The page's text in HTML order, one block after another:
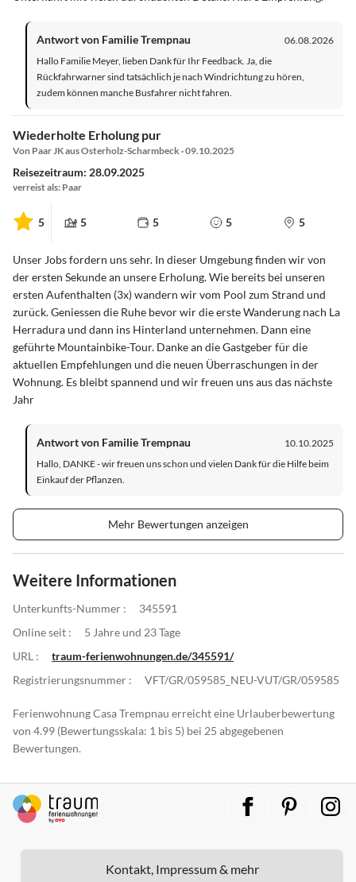
Antwort von Familie Trempnau
06.08.2026
Hallo Familie Meyer, lieben Dank für Ihr Feedback. Ja, die
Rückfahrwarner sind tatsächlich je nach Windrichtung zu hören,
zudem können manche Busfahrer nicht fahren.
Wiederholte Erholung pur
Von Paar JK aus Osterholz-Scharmbeck · 09.10.2025
Reisezeitraum: 28.09.2025
verreist als: Paar
5 5 5 5 5
Unser Jobs fordern uns sehr. In dieser Umgebung finden wir von
der ersten Sekunde an unsere Erholung. Wie bereits bei unseren
ersten Aufenthalten (3x) wandern wir vom Pool zum Strand und
zurück. Geniessen die Ruhe bevor wir die erste Wanderung nach La
Herradura und dann ins Hinterland unternehmen. Dann eine
geführte Mountainbike-Tour. Danke an die Gastgeber für die
aktuellen Empfehlungen und die neuen Überraschungen in der
Wohnung. Es bleibt spannend und wir freuen uns aus das nächste
Jahr
Antwort von Familie Trempnau
10.10.2025
Hallo, DANKE - wir freuen uns schon und vielen Dank für die Hilfe beim
Einkauf der Pflanzen.
Mehr Bewertungen anzeigen
Weitere Informationen
Unterkunfts-Nummer :
345591
Online seit :
5 Jahre und 23 Tage
URL :
traum-ferienwohnungen.de/345591/
Registrierungsnummer :
VFT/GR/059585_NEU-VUT/GR/059585
Ferienwohnung Casa Trempnau erreicht eine Urlauberbewertung
von 4.99 (Bewertungsskala: 1 bis 5) bei 25 abgegebenen
Bewertungen.
Kontakt, Impressum & mehr